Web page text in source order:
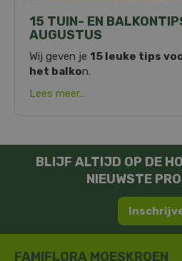
15 TUIN- EN
AUGUSTUS
Wij geven je 15 leuke tips
het balkon.
Lees meer...
BLIJF ALTIJD OP DE
NIEUWSTE
FAMIFLORA MOESKROEN